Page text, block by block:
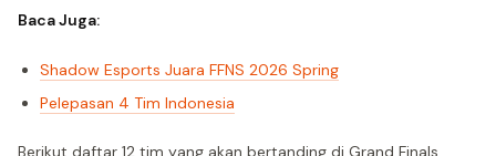
Baca Juga:
Shadow Esports Juara FFNS 2026 Spring
Pelepasan 4 Tim Indonesia
Berikut daftar 12 tim yang akan bertanding di Grand Finals